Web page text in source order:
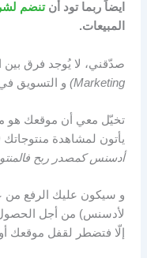
ايضاً ربما تود أنتنضم
المبيعات.
صدّقني، لا يُوجد فرق بين
Marketing) و التسويق
تخيّل معي أن موقعك هو
يأتون لمشاهدة منتوجاتك
أدسنس كمصدر ربح
و سيكون عليك الرفع من
لأدسنس) من أجل الحصول
إلّا فتضطر لقفل موقعك